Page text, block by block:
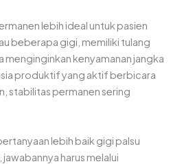
lebih ideal untuk pasien
beberapa gigi, memiliki tulang
menginginkan kenyamanan jangka
produktif yang aktif berbicara
stabilitas permanen sering
lebih baik gigi palsu
harus melalui